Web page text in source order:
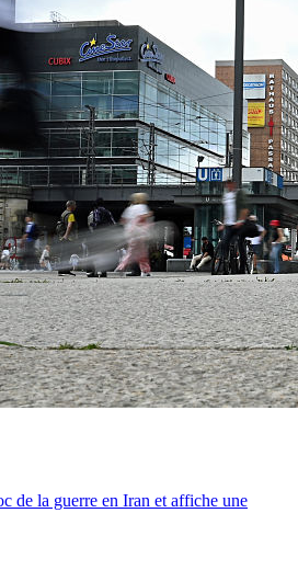
de la guerre en Iran et affiche une